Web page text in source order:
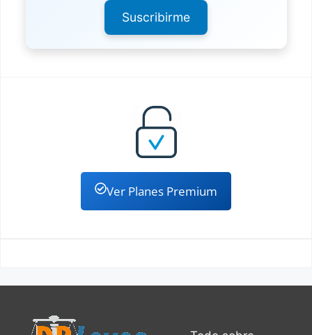
Suscribirme
Ver Planes Premium